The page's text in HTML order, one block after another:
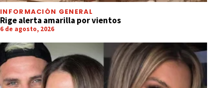
INFORMACIÓN GENERAL
Rige alerta amarilla por vientos
6 de agosto, 2026